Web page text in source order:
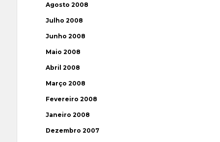
Agosto 2008
Julho 2008
Junho 2008
Maio 2008
Abril 2008
Março 2008
Fevereiro 2008
Janeiro 2008
Dezembro 2007